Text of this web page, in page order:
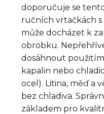
doporučuje se
ručních vrtačkách
může docházet k
obrobku.
dosáhnout
kapalin nebo
ocel ). Litina, měď a
bez chladiva.
základem pro